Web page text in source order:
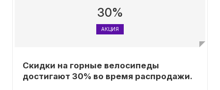
30%
АКЦИЯ
Скидки на горные велосипеды
достигают 30% во время распродажи.